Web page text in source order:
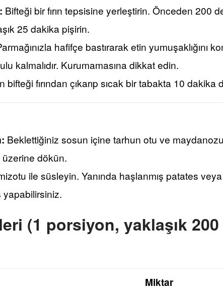
Bifteği bir fırın tepsisine yerleştirin. Önceden 200
25 dakika pişirin.
hafifçe bastırarak etin yumuşaklığını
kalmalıdır. Kurumamasına dikkat edin.
bifteği fırından çıkarıp sıcak bir tabakta 10 dakika
Beklettiğiniz sosun içine tarhun otu ve
üzerine dökün.
ile süsleyin. Yanında haşlanmış patates
(1 porsiyon, yaklaşık
Miktar